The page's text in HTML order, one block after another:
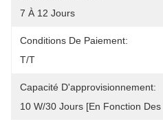
7 À 12 Jours
Conditions De Paiement:
T/T
Capacité D'approvisionnement:
10 W/30 Jours [en Fonction